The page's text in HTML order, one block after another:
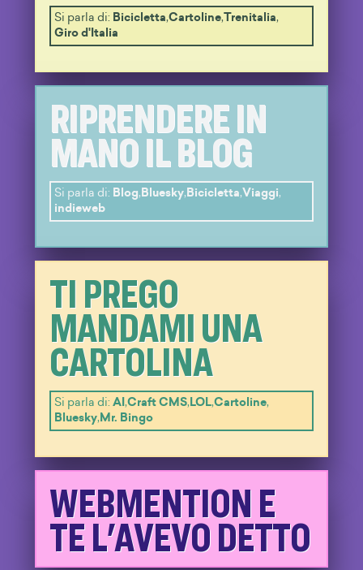
Si parla di: Bicicletta,Cartoline,Trenitalia,
Giro d'Italia
RIPRENDERE IN
MANO IL BLOG
Si parla di: Blog, Bluesky, Bicicletta,Viaggi,
indieweb
TI PREGO
MANDAMI UNA
CARTOLINA
Si parla di: AI ,Craft CMS,LOL,Cartoline,
Bluesky,Mr. Bingo
WEBMENTION E
TE L'AVEVO DETTO